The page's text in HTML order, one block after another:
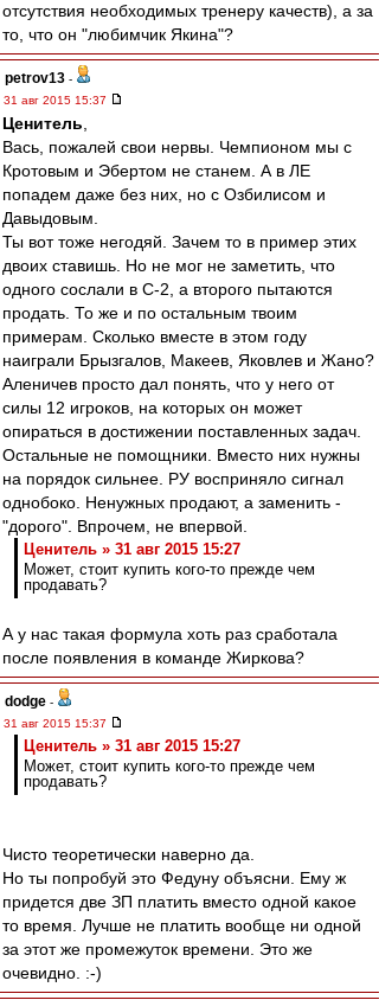
отсутствия необходимых тренеру качеств), а за
то, что он "любимчик Якина"?
petrov13 -
31 авг 2015 15:37
Ценитель
Вась, пожалей свои нервы. Чемпионом мы с
Кротовым и Эбертом не станем. А в ЛЕ
попадем даже без них, но с Озбилисом и
Давыдовым.
Ты вот тоже негодяй. Зачем то в пример этих
двоих ставишь. Но не мог не заметить, что
одного сослали в С-2, а второго пытаются
продать. То же и по остальным твоим
примерам. Сколько вместе в этом году
наиграли Брызгалов, Макеев, Яковлев и Жано?
Аленичев просто дал понять, что у него от
силы 12 игроков, на которых он может
опираться в достижении поставленных задач.
Остальные не помощники. Вместо них нужны
на порядок сильнее. РУ восприняло сигнал
однобоко. Ненужных продают, а заменить -
"дорого". Впрочем, не впервой.
Ценитель » 31 авг 2015 15:27
Может, стоит купить кого-то прежде чем
продавать?
А у нас такая формула хоть раз сработала
после появления в команде Жиркова?
dodge -
31 авг 2015 15:37
Ценитель » 31 авг 2015 15:27
Может, стоит купить кого-то прежде чем
продавать?
Чисто теоретически наверно да.
Но ты попробуй это Федуну объясни. Ему ж
придется две ЗП платить вместо одной какое
то время. Лучше не платить вообще ни одной
за этот же промежуток времени. Это же
очевидно. :-)